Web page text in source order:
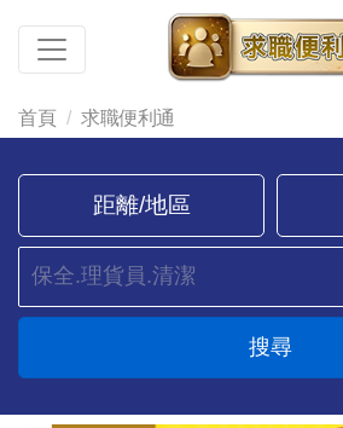
首頁 求職便利通
距離/地區
搜尋